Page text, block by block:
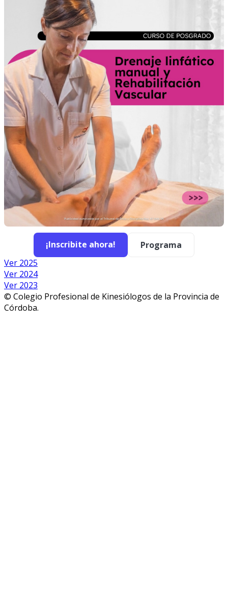
¡Inscribite ahora!
Programa
Ver 2025
Ver 2024
Ver 2023
© Colegio Profesional de Kinesiólogos de la Provincia de
Córdoba.